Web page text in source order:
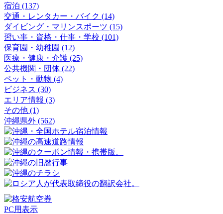
宿泊 (137)
交通・レンタカー・バイク (14)
ダイビング・マリンスポーツ (15)
習い事・資格・仕事・学校 (101)
保育園・幼稚園 (12)
医療・健康・介護 (25)
公共機関・団体 (22)
ペット・動物 (4)
ビジネス (30)
エリア情報 (3)
その他 (1)
沖縄県外 (562)
PC用表示